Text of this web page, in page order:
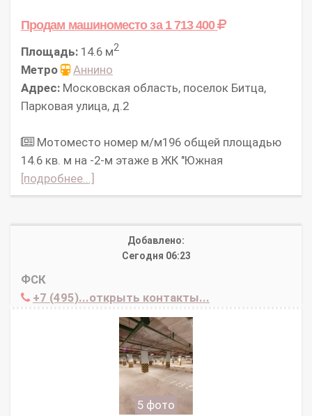
Продам машиноместоза 1 713 400
Площадь: 14.6 м2
Метро
Аннино
Адрес: Московская область, поселок Битца,
Парковая улица, д.2
Мотоместо номер м/м196 общей площадью
14.6 кв. м на -2-м этаже в ЖК "Южная
[подробнее...]
Добавлено:
Сегодня 06:23
ФСК
+7 (495)...открыть контакты...
5 фото